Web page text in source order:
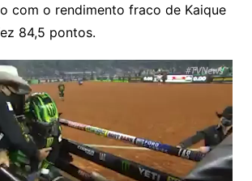
com o rendimento fraco de Kaique
84,5 pontos.